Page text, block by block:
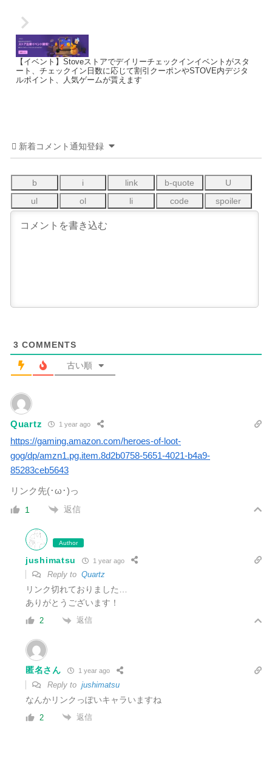
【イベント】Stoveストアでデイリーチェックインイベントがスタ
ート、チェックイン日数に応じて割引クーポンやSTOVE内デジタ
ルポイント、人気ゲームが貰えます
新着コメント通知登録
3 COMMENTS
古い順
Quartz 1 year ago
https://gaming.amazon.com/heroes-of-loot-
gog/dp/amzn1.pg.item.8d2b0758-5651-4021-b4a9-
85283ceb5643
リンク先(･ω･)っ
1 返信
Author
jushimatsu 1 year ago
Reply to Quartz
リンク切れておりました…
ありがとうございます！
2 返信
匿名さん 1 year ago
Reply to jushimatsu
なんかリンクっぽいキャラいますね
2 返信